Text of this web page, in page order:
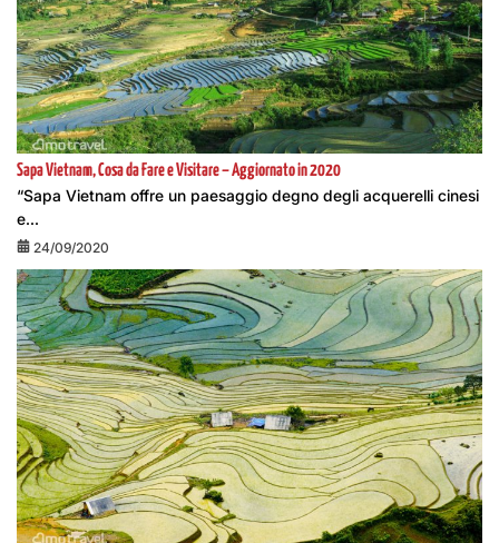
Sapa Vietnam, Cosa da Fare e Visitare – Aggiornato in 2020
“Sapa Vietnam offre un paesaggio degno degli acquerelli cinesi
e...
24/09/2020